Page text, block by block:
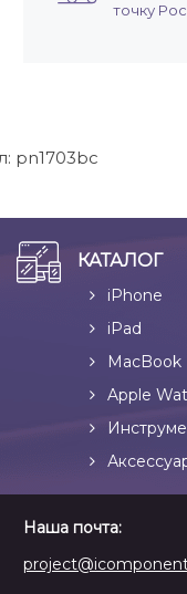
точку
pn1703bc
КАТАЛОГ
iPhone
iPad
MacBook
Apple
Наша почта: